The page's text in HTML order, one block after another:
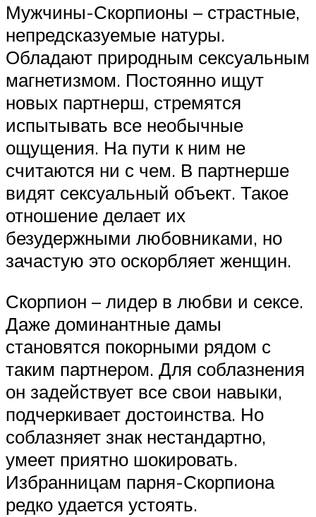
Мужчины-Скорпионы – страстные,
непредсказуемые натуры.
Обладают природным сексуальным
магнетизмом. Постоянно ищут
новых партнерш, стремятся
испытывать все необычные
ощущения. На пути к ним не
считаются ни с чем. В партнерше
видят сексуальный объект. Такое
отношение делает их
безудержными любовниками, но
зачастую это оскорбляет женщин.
Скорпион – лидер в любви и сексе.
Даже доминантные дамы
становятся покорными рядом с
таким партнером. Для соблазнения
он задействует все свои навыки,
подчеркивает достоинства. Но
соблазняет знак нестандартно,
умеет приятно шокировать.
Избранницам парня-Скорпиона
редко удается устоять.